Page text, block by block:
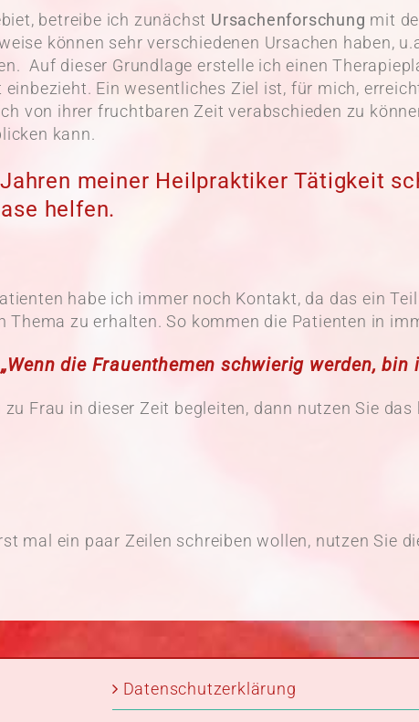
betreibe ich zunächst Ursachenforschung mit
können sehr verschiedenen Ursachen haben,
Auf dieser Grundlage erstelle ich einen
Ein wesentliches Ziel ist, für mich,
von ihrer fruchtbaren Zeit verabschieden zu
kann.
meiner Heilpraktiker Tätigkeit
helfen.
habe ich immer noch Kontakt, da das ein
zu erhalten. So kommen die Patienten in
„Wenn die Frauenthemen schwierig werden, bin
Frau in dieser Zeit begleiten, dann nutzen Sie
mal ein paar Zeilen schreiben wollen, nutzen Sie
Datenschutzerklärung